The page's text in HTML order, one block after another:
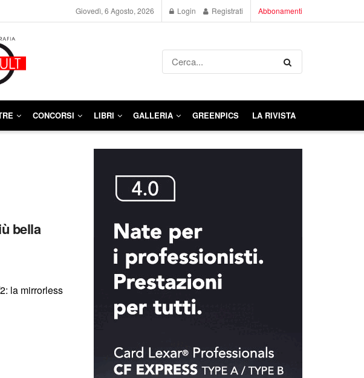
Giovedì, 6 Agosto, 2026 Login Registrati Abbonamenti
CONCORSI LIBRI GALLERIA GREENPICS LA RIVISTA
bella
la mirrorless